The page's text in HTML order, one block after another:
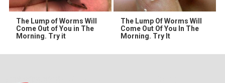
The Lump of Worms Will
Come Out of You in The
Morning. Try it
The Lump Of Worms Will
Come Out Of You In The
Morning. Try It